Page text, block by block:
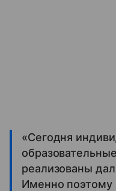
«Сегодня
реализованы
Именно поэтому